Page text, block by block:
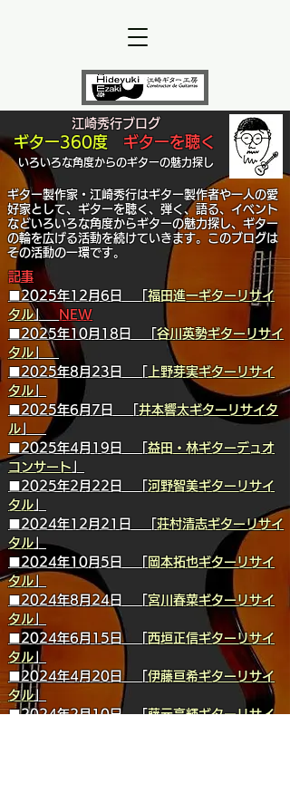
江崎秀行ブログ
ギター360度 ギターを聴く
いろいろな角度からのギターの魅力探し
ギター製作家・江崎秀行はギター製作者や一人の愛
好家として、ギターを聴く、弾く、語る、イベント
などいろいろな角度からギターの魅力探し、ギター
の輪を広げる活動を続けていきます。このブログは
その活動の一環です。
​記事
■2025年12月6日 「 福田進一ギターリサイ
タル」 NEW
■2025年10月18日 「 谷川英勢ギターリサイ
タル」
■2025年8月23日 「
上野芽実ギターリサイ
タル」
■2025年6月7日 「 井本響太ギターリサイタ
ル」
■2025年4月19日 「 益田・林ギターデュオ
コンサート
■2025年2月22日 「 河野智美ギターリサイ
タル
■2024年12月21日 「 荘村清志ギターリサイ
タル」
■2024年10月5日 「
岡本拓也ギターリサイ
タル」
■2024年8月24日 「 宮川春菜ギターリサイ
タル」
■2024年6月15日 「 西垣正信ギターリサイ
タル 」
■2024年4月20日 「 伊藤亘希ギターリサイ
タル」
■2024年2月10日 「藤元高輝ギターリサイ